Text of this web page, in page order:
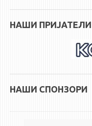
IN MEMORIAM
НАШИ ПРИЈАТЕЛИ
НАШИ СПОНЗОРИ